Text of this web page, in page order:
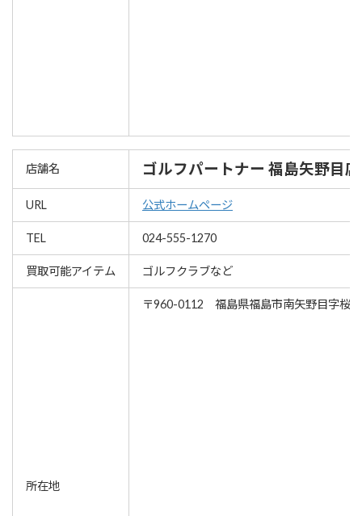
店舗名 ゴルフパートナー 福島矢野目店
URL 公式ホームページ
TEL 024-555-1270
買取可能アイテム ゴルフクラブなど
所在地
〒960-0112 福島県福島市南矢野目字桜